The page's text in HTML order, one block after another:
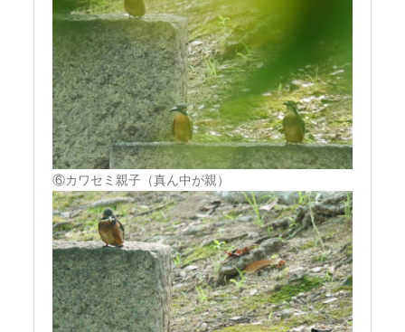
⑥カワセミ親子（真ん中が親）